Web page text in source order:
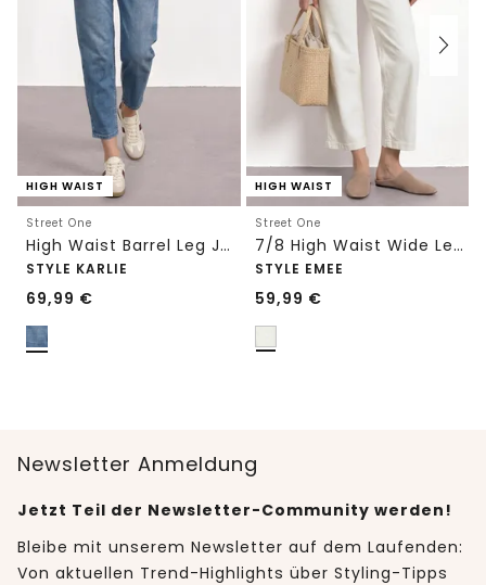
HIGH WAIST
Street One
High Waist Barrel Leg Jeans im Loose Fit
STYLE KARLIE
69,99 €
HIGH WAIST
Street One
7/8 High Waist Wide Leg Jeans im Loose Fit
STYLE EMEE
59,99 €
Newsletter Anmeldung
Jetzt Teil der Newsletter-Community werden!
Bleibe mit unserem Newsletter auf dem Laufenden:
Von aktuellen Trend-Highlights über Styling-Tipps